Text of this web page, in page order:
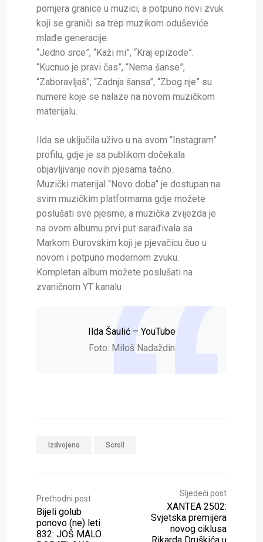
pomjera granice u muzici, a potpuno novi zvuk
koji se graniči sa trep muzikom oduševiće
mlađe generacije.
“Jedno srce”, “Kaži mi”, “Kraj epizode”.
“Kucnuo je pravi čas”, “Nema šanse”,
“Zaboravljaš”, “Zadnja šansa”, “Zbog nje” su
numere koje se nalaze na novom muzičkom
materijalu.
Ilda se uključila uživo u na svom “Instagram”
profilu, gdje je sa publikom dočekala
objavljivanje novih pjesama tačno.
Muzički materijal “Novo doba” je dostupan na
svim muzičkim platformama gdje možete
poslušati sve pjesme, a muzička zvijezda je
na ovom albumu prvi put sarađivala sa
Markom Đurovskim koji je pjevačicu čuo u
novom i potpuno modernom zvuku.
Kompletan album možete poslušati na
zvaničnom YT kanalu
Ilda Šaulić – YouTube
Foto: Miloš Nadaždin
Izdvojeno Scroll
Prethodni post
Bijeli golub
ponovo (ne) leti
832: JOŠ MALO
Sljedeći post
XANTEA 2502:
Svjetska premijera
novog ciklusa